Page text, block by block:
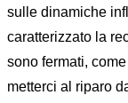
sulle dinamiche
caratterizzato la
sono fermati,
metterci al riparo